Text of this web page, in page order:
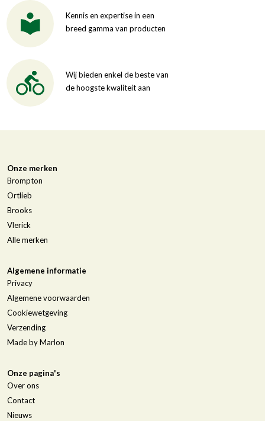
Kennis en expertise in een
breed gamma van producten
Wij bieden enkel de beste van
de hoogste kwaliteit aan
Onze merken
Brompton
Ortlieb
Brooks
Vlerick
Alle merken
Algemene informatie
Privacy
Algemene voorwaarden
Cookiewetgeving
Verzending
Made by Marlon
Onze pagina's
Over ons
Contact
Nieuws